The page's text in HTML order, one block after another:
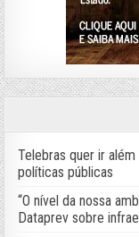
Telebras quer ir
políticas públicas
“O nível da nossa
Dataprev sobre